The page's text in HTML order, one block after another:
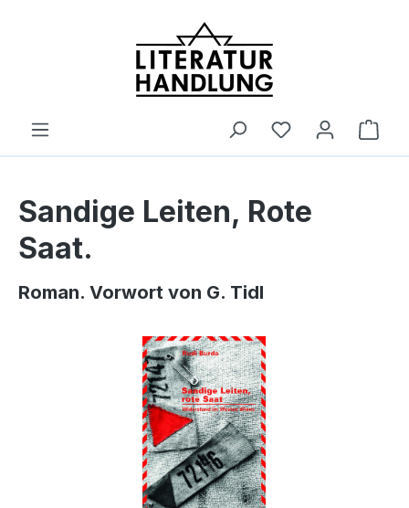
Sandige Leiten, Rote
Saat.
Roman. Vorwort von G. Tidl
Bildergalerie überspringen